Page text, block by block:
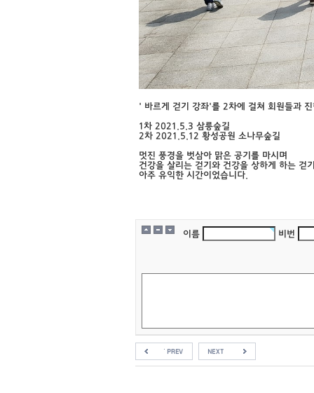
' 바르게 걷기 강좌'를 2차에 걸쳐 회원들과
1차 2021.5.3 삼릉숲길
2차 2021.5.12 황성공원 소나무숲길
멋진 풍경을 벗삼아 맑은 공기를 마시며
건강을 살리는 걷기와 건강을 상하게 하는 걷
아주 유익한 시간이었습니다.
이름 비번